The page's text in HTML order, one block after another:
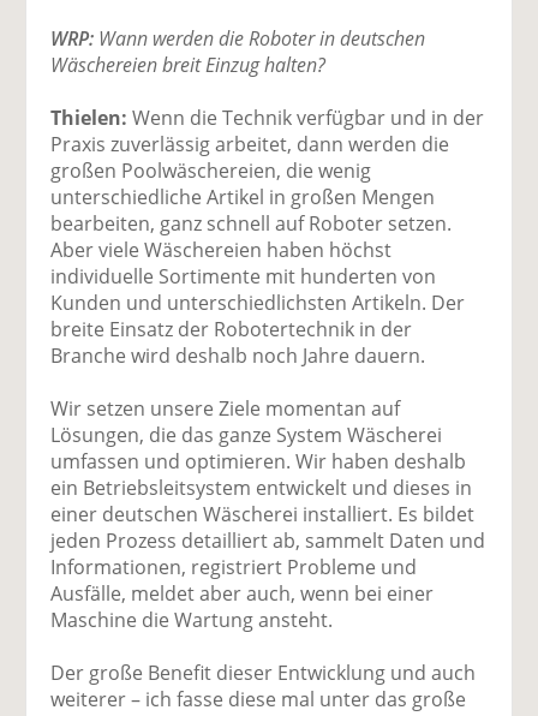
WRP: Wann werden die Roboter in deutschen
Wäschereien breit Einzug halten?
Thielen: Wenn die Technik verfügbar und in der
Praxis zuverlässig arbeitet, dann werden die
großen Poolwäschereien, die wenig
unterschiedliche Artikel in großen Mengen
bearbeiten, ganz schnell auf Roboter setzen.
Aber viele Wäschereien haben höchst
individuelle Sortimente mit hunderten von
Kunden und unterschiedlichsten Artikeln. Der
breite Einsatz der Robotertechnik in der
Branche wird deshalb noch Jahre dauern.
Wir setzen unsere Ziele momentan auf
Lösungen, die das ganze System Wäscherei
umfassen und optimieren. Wir haben deshalb
ein Betriebsleitsystem entwickelt und dieses in
einer deutschen Wäscherei installiert. Es bildet
jeden Prozess detailliert ab, sammelt Daten und
Informationen, registriert Probleme und
Ausfälle, meldet aber auch, wenn bei einer
Maschine die Wartung ansteht.
Der große Benefit dieser Entwicklung und auch
weiterer – ich fasse diese mal unter das große